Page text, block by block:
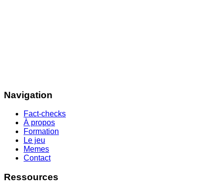
Navigation
Fact-checks
À propos
Formation
Le jeu
Memes
Contact
Ressources